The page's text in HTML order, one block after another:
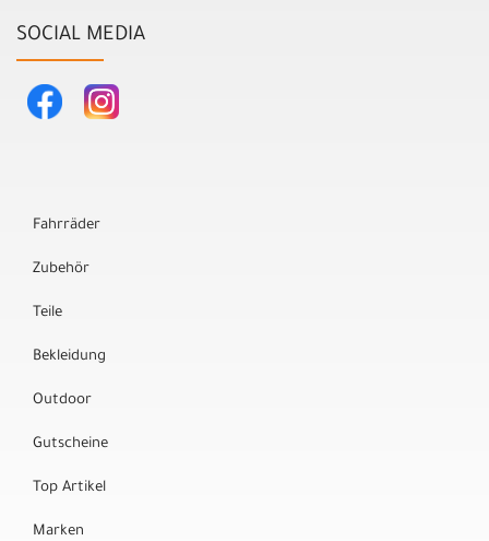
SOCIAL MEDIA
Fahrräder
Zubehör
Teile
Bekleidung
Outdoor
Gutscheine
Top Artikel
Marken